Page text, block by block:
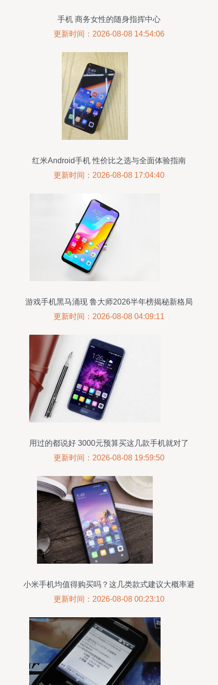
手机 商务女性的随身指挥中心
更新时间：2026-08-08 14:54:06
红米Android手机 性价比之选与全面体验指南
更新时间：2026-08-08 17:04:40
游戏手机黑马涌现 鲁大师2026半年榜揭秘新格局
更新时间：2026-08-08 04:09:11
用过的都说好 3000元预算买这几款手机就对了
更新时间：2026-08-08 19:59:50
小米手机均值得购买吗？这几类款式建议大概率避
开
更新时间：2026-08-08 00:23:10